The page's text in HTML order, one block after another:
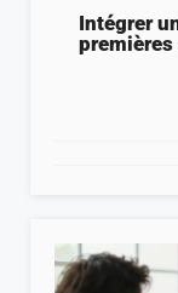
Intégrer